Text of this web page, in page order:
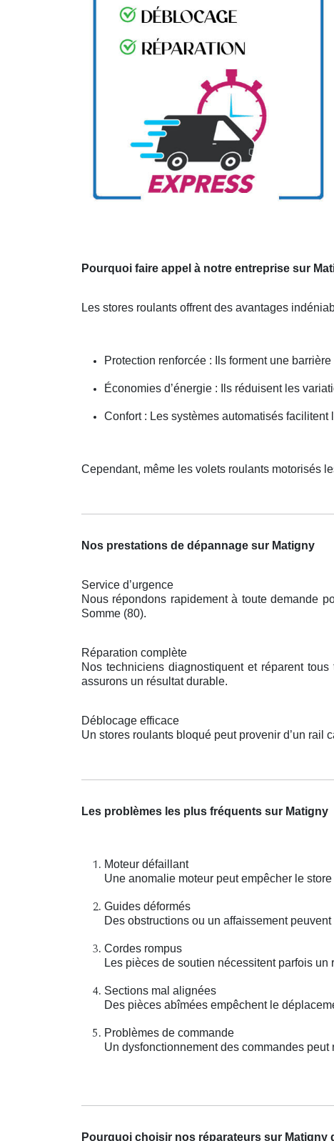
Pourquoi faire appel à notre entreprise sur
Les stores roulants offrent des avantages
Protection renforcée : Ils forment une
Économies d’énergie : Ils réduisent les
Confort : Les systèmes automatisés facilitent
Cependant, même les volets roulants motorisés
Nos prestations de dépannage sur Matigny
Service d’urgence
Nous répondons rapidement à toute demande
Somme (80).
Réparation complète
Nos techniciens diagnostiquent et réparent
assurons un résultat durable.
Déblocage efficace
Un stores roulants bloqué peut provenir d’un rail
Les problèmes les plus fréquents sur Matigny
Moteur défaillant
Une anomalie moteur peut empêcher le
Guides déformés
Des obstructions ou un affaissement
Cordes rompus
Les pièces de soutien nécessitent parfois
Sections mal alignées
Des pièces abîmées empêchent le
Problèmes de commande
Un dysfonctionnement des commandes
Pourquoi choisir nos réparateurs sur Matigny